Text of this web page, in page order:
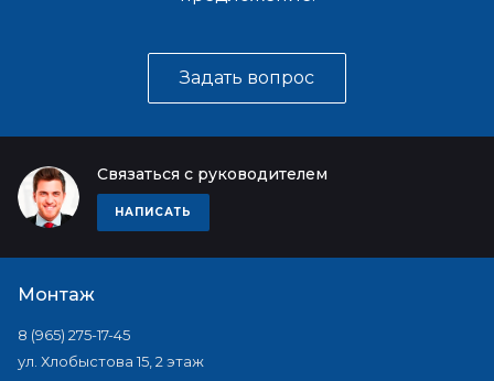
Задать вопрос
Связаться с руководителем
НАПИСАТЬ
Монтаж
8 (965) 275-17-45
ул. Хлобыстова 15, 2 этаж